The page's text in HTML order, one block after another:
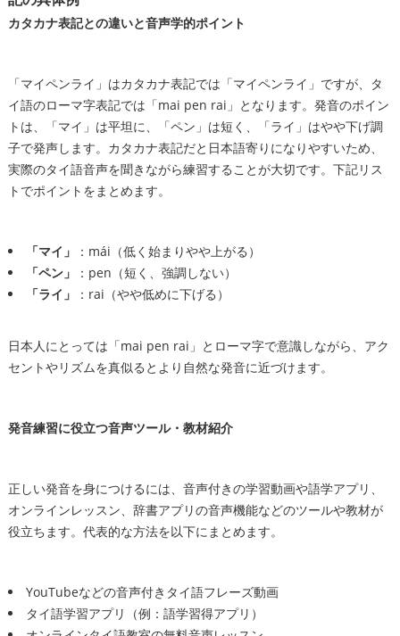
カタカナ表記との違いと音声学的ポイント
「マイペンライ」はカタカナ表記では「マイペンライ」ですが、タ
イ語のローマ字表記では「mai pen rai」となります。発音のポイン
トは、「マイ」は平坦に、「ペン」は短く、「ライ」はやや下げ調
子で発声します。カタカナ表記だと日本語寄りになりやすいため、
実際のタイ語音声を聞きながら練習することが大切です。下記リス
トでポイントをまとめます。
「マイ」
：mái（低く始まりやや上がる）
「ペン」
：pen（短く、強調しない）
「ライ」
：rai（やや低めに下げる）
日本人にとっては「mai pen rai」とローマ字で意識しながら、アク
セントやリズムを真似るとより自然な発音に近づけます。
発音練習に役立つ音声ツール・教材紹介
正しい発音を身につけるには、音声付きの学習動画や語学アプリ、
オンラインレッスン、辞書アプリの音声機能などのツールや教材が
役立ちます。代表的な方法を以下にまとめます。
YouTubeなどの音声付きタイ語フレーズ動画
タイ語学習アプリ（例：語学習得アプリ）